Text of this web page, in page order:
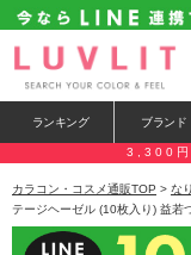
ランキング ブランド
3,300円
カラコン・コスメ通販TOP > な
テージヘーゼル (10枚入り) 益若